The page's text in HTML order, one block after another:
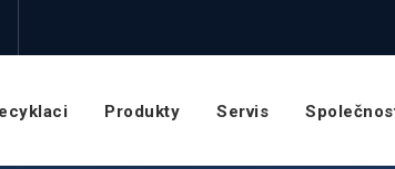
Produkty Servis